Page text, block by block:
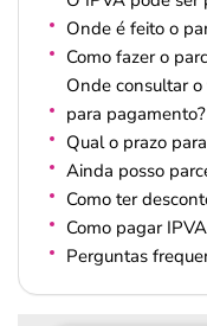
Onde é feito o
Como fazer o
Onde consultar
para pagamento?
Qual o prazo
Ainda posso
Como ter
Como pagar
Perguntas